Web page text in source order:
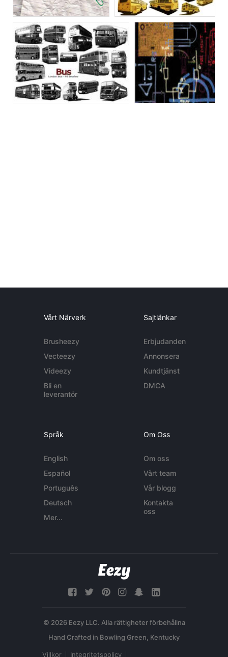
Vårt Närverk
Brusheezy
Vecteezy
Videezy
Bli en
leverantör
Sajtlänkar
Erbjudanden
Annonsera
Kundtjänst
DMCA
Språk
English
Español
Português
Deutsch
Mer...
Om Oss
Om oss
Vårt team
Vår blogg
Kontakta
oss
© 2026 Eezy LLC. Alla rättigheter förbehållna
Villkor Integritetspolicy